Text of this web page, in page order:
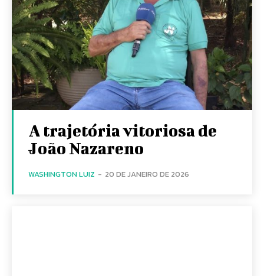
A trajetória vitoriosa de
João Nazareno
WASHINGTON LUIZ - 20 DE JANEIRO DE 2026